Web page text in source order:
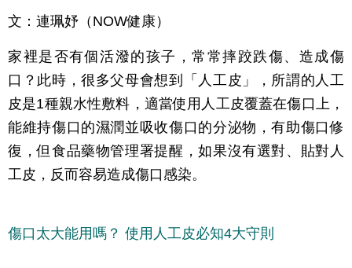
文：連珮妤（NOW健康）
家裡是否有個活潑的孩子，常常摔跤跌傷、造成傷
口？此時，很多父母會想到「人工皮」，所謂的人工
皮是1種親水性敷料，適當使用人工皮覆蓋在傷口上，
能維持傷口的濕潤並吸收傷口的分泌物，有助傷口修
復，但食品藥物管理署提醒，如果沒有選對、貼對人
工皮，反而容易造成傷口感染。
傷口太大能用嗎？ 使用人工皮必知4大守則